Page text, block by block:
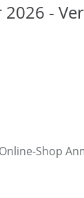
-
Shop